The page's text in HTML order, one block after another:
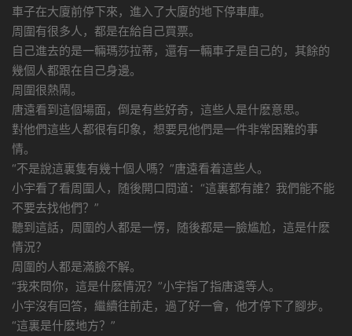
車子在大廈前停下來，進入了大廈的地下停車庫。
周圍有很多人，都是在給自己買票。
自己進去的是一輛瑪莎拉蒂，還有一輛車子是自己的，其餘的
幾個人都跟在自己身邊。
周圍很熱鬧。
唐遠看到這個場面，倒是有些好奇，這些人是什麽意思。
對他們這些人都很有印象，想要見他們是一件非常困難的事
情。
“不是說這裏隻有幾十個人嗎？”唐遠看着這些人。
小宇看了看周圍人，随後開口問道：“這裏都有誰？我們能不能
不要去找他們？”
聽到這話，周圍的人都是一愣，随後都是一臉尴尬，這是什麽
情況？
周圍的人都是滿臉不解。
“我來問你，這是什麽情況？”小宇指了指唐遠等人。
小宇沒有回答，繼續往前走，過了好一會，他才停下了腳步。
“這裏是什麽地方？”